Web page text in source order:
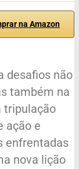
na Amazon
desafios não
também na
tripulação
ação e
enfrentadas
nova lição